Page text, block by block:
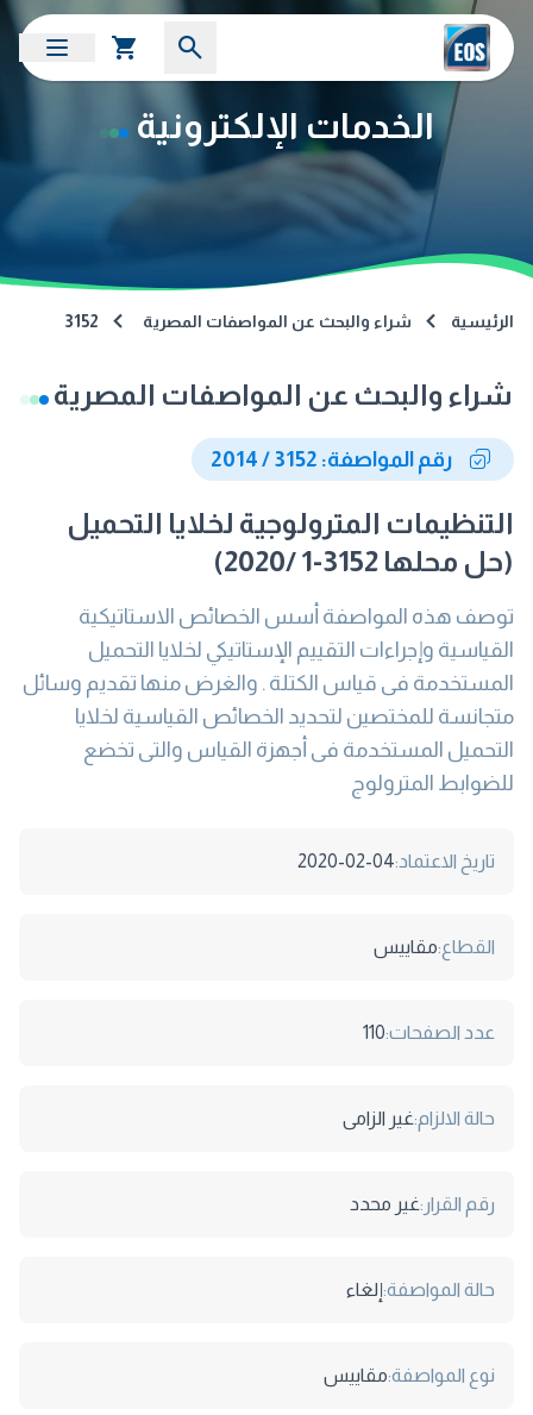
الخدمات الإلكترونية
الرئيسية شراء والبحث عن المواصفات المصرية 3152
شراء والبحث عن المواصفات المصرية
رقم المواصفة: 3152 / 2014
التنظيمات المترولوجية لخلايا التحميل
(حل محلها 3152-1 /2020)
توصف هذه المواصفة أسس الخصائص الاستاتيكية
القياسية وإجراءات التقييم الإستاتيكي لخلايا التحميل
المستخدمة فى قياس الكتلة . والغرض منها تقديم وسائل
متجانسة للمختصين لتحديد الخصائص القياسية لخلايا
التحميل المستخدمة فى أجهزة القياس والتى تخضع
للضوابط المترولوج
تاريخ الاعتماد:2020-02-04
القطاع:مقاييس
عدد الصفحات:110
حالة الالزام:غير الزامى
رقم القرار:غير محدد
حالة المواصفة:إلغاء
نوع المواصفة:مقاييس